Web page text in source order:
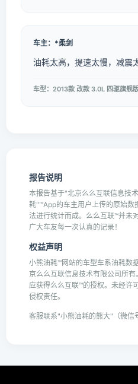
车主：*柔剑
油耗太高，提速太慢，减震
车型：2013款 改款 3.0L 四驱旗舰
报告说明
本报告基于"北京么么互联信息技
耗"™App的车主用户上传的原始数
法进行统计而成。么么互联™并未
广大车友每一次认真的记录！
权益声明
小熊油耗™网站的车型车系油耗数
京么么互联信息技术有限公司所
应获得么么互联™的授权。未经许
侵权责任。
客服联系"小熊油耗的熊大"（微信